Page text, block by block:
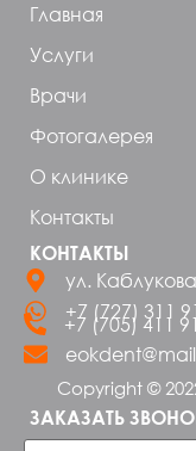
Главная
Услуги
Врачи
Фотогалерея
О клинике
Контакты
КОНТАКТЫ
ул.
+7 (727) 311
+7 (705) 411
Copyright ©
ЗАКАЗАТЬ